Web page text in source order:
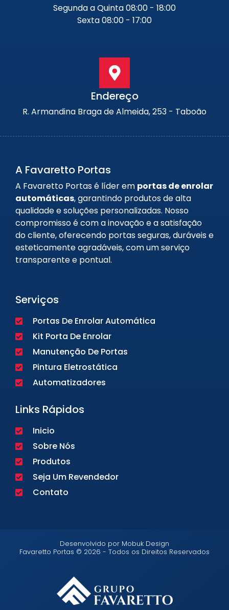
Segunda a Quinta 08:00 - 18:00
Sexta 08:00 - 17:00
Endereço
R. Armandina Braga de Almeida, 253 - Taboão
A Favaretto Portas
A Favaretto Portas é líder em portas de enrolar
automáticas, garantindo produtos de alta
qualidade e soluções personalizadas. Nosso
compromisso é com a inovação e a satisfação
do cliente, oferecendo portas seguras, duráveis e
esteticamente agradáveis, com um serviço
transparente e pontual.
Serviços
Portas De Enrolar Automática
Kit Porta De Enrolar
Manutenção De Portas
Pintura Eletrostática
Automatizadores
Links Rápidos
Inicio
Sobre Nós
Produtos
Seja Um Revendedor
Contato
Desenvolvido por Mobuk Design
Favaretto Portas © 2026 - Todos os Direitos Reservados